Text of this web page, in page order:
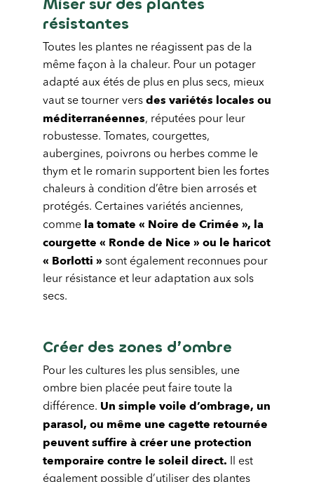
résistantes
Toutes les plantes ne réagissent pas de la
même façon à la chaleur. Pour un potager
adapté aux étés de plus en plus secs, mieux
vaut se tourner vers des variétés locales ou
méditerranéennes, réputées pour leur
robustesse. Tomates, courgettes,
aubergines, poivrons ou herbes comme le
thym et le romarin supportent bien les fortes
chaleurs à condition d’être bien arrosés et
protégés. Certaines variétés anciennes,
comme la tomate « Noire de Crimée », la
courgette « Ronde de Nice » ou le haricot
« Borlotti » sont également reconnues pour
leur résistance et leur adaptation aux sols
secs.
Créer des zones d’ombre
Pour les cultures les plus sensibles, une
ombre bien placée peut faire toute la
différence. Un simple voile d’ombrage, un
parasol, ou même une cagette retournée
peuvent suffire à créer une protection
temporaire contre le soleil direct.
Il est
également possible d’utiliser des plantes